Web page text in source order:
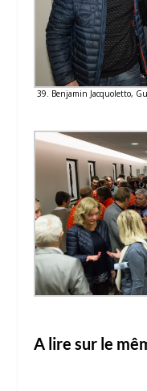
39. Benjamin Jacquoletto,
A lire sur le